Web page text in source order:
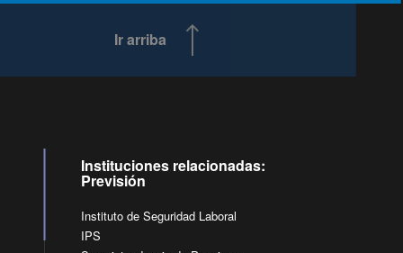
Ir arriba
Instituciones relacionadas:
Previsión
Instituto de Seguridad Laboral
IPS